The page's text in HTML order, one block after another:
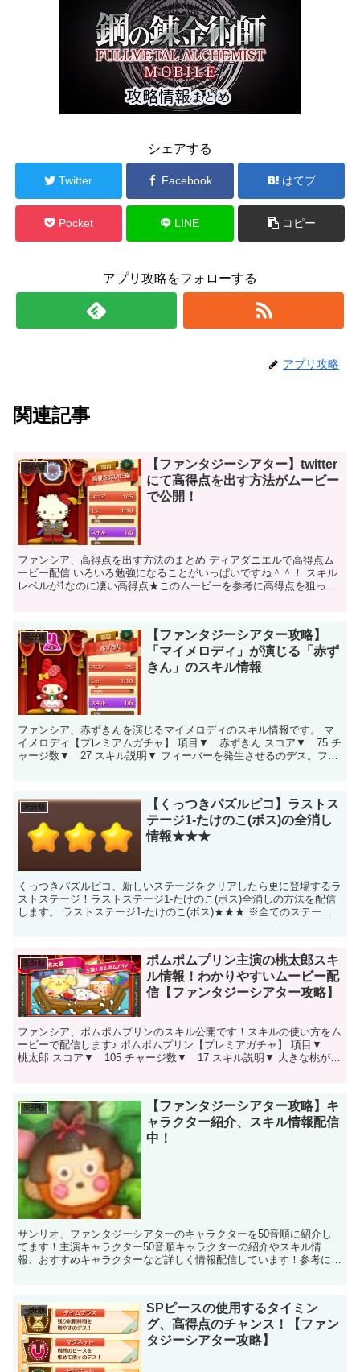
シェアする
Twitter Facebook はてブ
Pocket LINE コピー
アプリ攻略をフォローする
アプリ攻略
関連記事
未分類
【ファンタジーシアター】twitter
にて高得点を出す方法がムービー
で公開！
ファンシア、高得点を出す方法のまとめ ディアダニエルで高得点ム
ービー配信 いろいろ勉強になることがいっぱいですね＾＾！ スキル
レベルが1なのに凄い高得点★このムービーを参考に高得点を狙って
未分類
【ファンタジーシアター攻略】
「マイメロディ」が演じる「赤ず
きん」のスキル情報
ファンシア、赤ずきんを演じるマイメロディのスキル情報です。 マ
イメロディ【プレミアムガチャ】 項目▼ 赤ずきん スコア▼ 75 チ
ャージ数▼ 27 スキル説明▼ フィーバーを発生させるのデス。フィ
未分類
【くっつきパズルピコ】ラストス
テージ1-たけのこ(ボス)の全消し
情報★★★
くっつきパズルピコ、新しいステージをクリアしたら更に登場するラ
ストステージ！ラストステージ1-たけのこ(ボス)全消しの方法を配信
します。 ラストステージ1-たけのこ(ボス)★★★ ※全てのステージ
未分類
ポムポムプリン主演の桃太郎スキ
ル情報！わかりやすいムービー配
信【ファンタジーシアター攻略】
ファンシア、ポムポムプリンのスキル公開です！スキルの使い方をム
ービーで配信します♪ ポムポムプリン【プレミアガチャ】 項目▼
桃太郎 スコア▼ 105 チャージ数▼ 17 スキル説明▼ 大きな桃が出
未分類
【ファンタジーシアター攻略】キ
ャラクター紹介、スキル情報配信
中！
サンリオ、ファンタジーシアターのキャラクターを50音順に紹介し
てます！主演キャラクター50音順キャラクターの紹介やスキル情
報、おすすめキャラクターなど詳しく情報配信しています！参考にし
未分類
SPピースの使用するタイミン
グ、高得点のチャンス！【ファン
タジーシアター攻略】